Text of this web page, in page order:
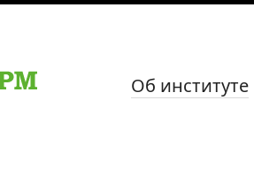
Об институте